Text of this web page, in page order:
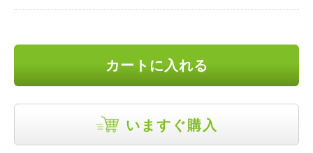
カートに入れる
いますぐ購入